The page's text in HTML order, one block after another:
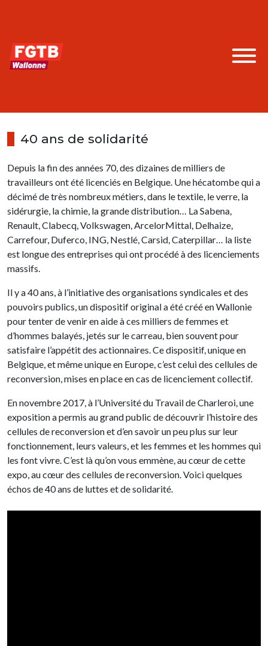
40 ans de solidarité
Depuis la fin des années 70, des dizaines de milliers de
travailleurs ont été licenciés en Belgique. Une hécatombe qui a
décimé de très nombreux métiers, dans le textile, le verre, la
sidérurgie, la chimie, la grande distribution… La Sabena,
Renault, Clabecq, Volkswagen, ArcelorMittal, Delhaize,
Carrefour, Duferco, ING, Nestlé, Carsid, Caterpillar… la liste
est longue des entreprises qui ont procédé à des licenciements
massifs.
Il y a 40 ans, à l’initiative des organisations syndicales et des
pouvoirs publics, un dispositif original a été créé en Wallonie
pour tenter de venir en aide à ces milliers de femmes et
d’hommes balayés, jetés sur le carreau, bien souvent pour
satisfaire l’appétit des actionnaires. Ce dispositif, unique en
Belgique, et même unique en Europe, c’est celui des cellules de
reconversion, mises en place en cas de licenciement collectif.
En novembre 2017, à l’Université du Travail de Charleroi, une
exposition a permis au grand public de découvrir l’histoire des
cellules de reconversion et d’en savoir un peu plus sur leur
fonctionnement, leurs valeurs, et les femmes et les hommes qui
les font vivre. C’est là qu’on vous emmène, au cœur de cette
expo, au cœur des cellules de reconversion. Voici quelques
échos de 40 ans de luttes et de solidarité.